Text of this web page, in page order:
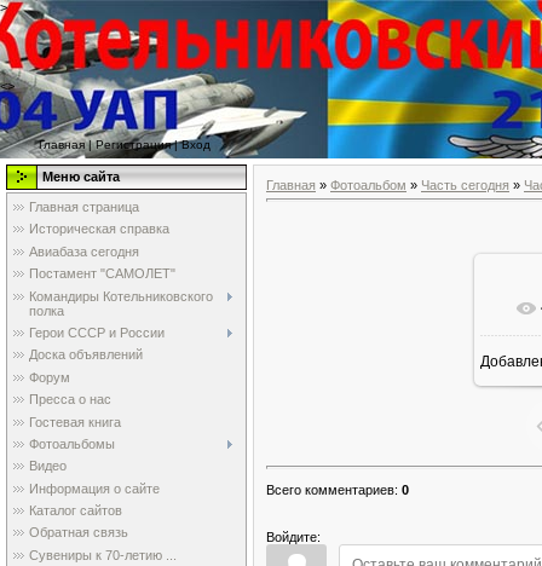
>
<>
Главная|Регистрация|Вход
Меню сайта
Главная страница
Историческая справка
Авиабаза сегодня
Постамент "САМОЛЕТ"
Командиры Котельниковского
полка
Герои СССР и России
Доска объявлений
Форум
Пресса о нас
Гостевая книга
Фотоальбомы
Видео
Информация о сайте
Каталог сайтов
Обратная связь
Сувениры к 70-летию ...
Главная » Фотоальбом » Часть сегодня »
Всего комментариев: 0
Войдите: